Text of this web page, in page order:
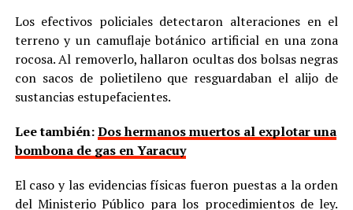
Los efectivos policiales detectaron alteraciones en el
terreno y un camuflaje botánico artificial en una zona
rocosa. Al removerlo, hallaron ocultas dos bolsas negras
con sacos de polietileno que resguardaban el alijo de
sustancias estupefacientes.
Lee también:Dos hermanos muertos al explotar una
bombona de gas en Yaracuy
El caso y las evidencias físicas fueron puestas a la orden
del Ministerio Público para los procedimientos de ley.